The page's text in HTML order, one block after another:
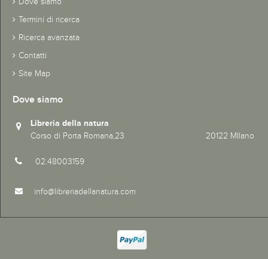
Termini di ricerca
Ricerca avanzata
Contatti
Site Map
Dove siamo
Libreria della natura
Corso di Porta Romana,23 20122 MIlano
02.48003159
info@libreriadellanatura.com